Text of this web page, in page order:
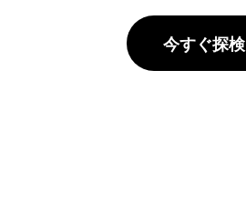
今すぐ探検